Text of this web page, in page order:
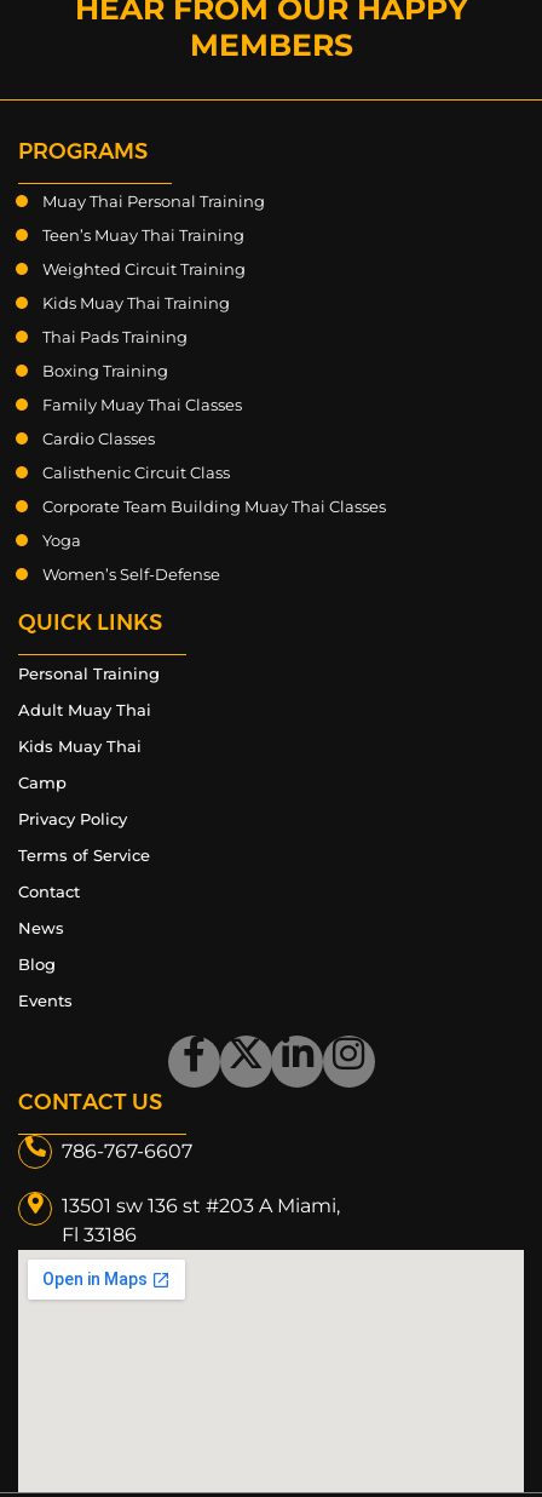
HEAR FROM OUR HAPPY
MEMBERS
PROGRAMS
Muay Thai Personal Training
Teen’s Muay Thai Training
Weighted Circuit Training
Kids Muay Thai Training
Thai Pads Training
Boxing Training
Family Muay Thai Classes
Cardio Classes
Calisthenic Circuit Class
Corporate Team Building Muay Thai Classes
Yoga
Women’s Self-Defense
QUICK LINKS
Personal Training
Adult Muay Thai
Kids Muay Thai
Camp
Privacy Policy
Terms of Service
Contact
News
Blog
Events
CONTACT US
786-767-6607
13501 sw 136 st #203 A Miami,
Fl 33186​